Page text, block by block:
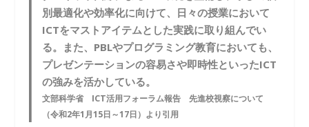
別最適化や効率化に向けて、日々の授業において
ICTをマストアイテムとした実践に取り組んでい
る。また、PBLやプログラミング教育においても、
プレゼンテーションの容易さや即時性といったICT
の強みを活かしている。
文部科学省 ICT活用フォーラム報告 先進校視察について
（令和2年1月15日～17日）より引用